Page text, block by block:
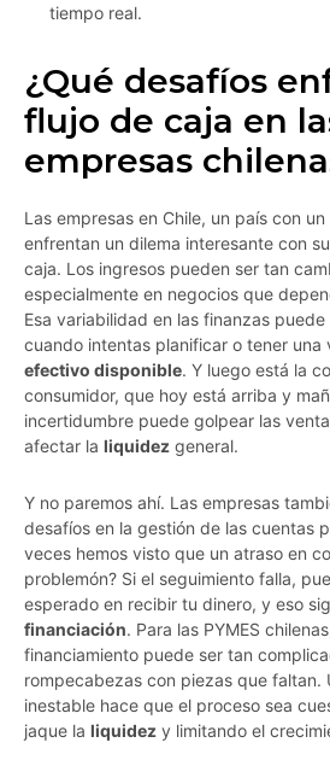
tiempo real.
¿Qué desafíos
flujo de caja en
empresas
Las empresas en Chile, un país con
enfrentan un dilema interesante con
caja. Los ingresos pueden ser tan
especialmente en negocios que
Esa variabilidad en las finanzas
cuando intentas planificar o tener una
efectivo disponible. Y luego está la
consumidor, que hoy está arriba y
incertidumbre puede golpear las
afectar la liquidez general.
Y no paremos ahí. Las empresas
desafíos en la gestión de las cuentas
veces hemos visto que un atraso en
problemón? Si el seguimiento falla,
esperado en recibir tu dinero, y eso
financiación. Para las PYMES
financiamiento puede ser tan
rompecabezas con piezas que faltan.
inestable hace que el proceso sea
jaque la liquidez y limitando el